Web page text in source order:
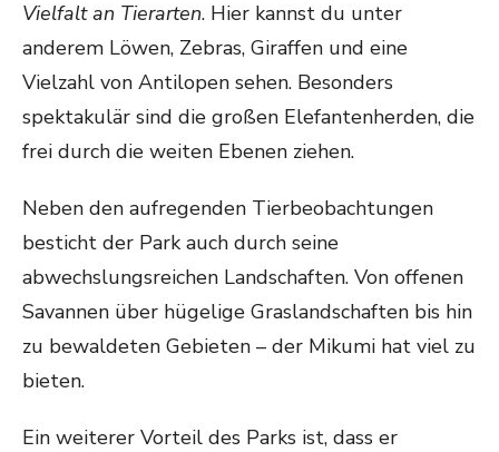
Vielfalt an Tierarten. Hier kannst du unter
anderem Löwen, Zebras, Giraffen und eine
Vielzahl von Antilopen sehen. Besonders
spektakulär sind die großen Elefantenherden, die
frei durch die weiten Ebenen ziehen.
Neben den aufregenden Tierbeobachtungen
besticht der Park auch durch seine
abwechslungsreichen Landschaften. Von offenen
Savannen über hügelige Graslandschaften bis hin
zu bewaldeten Gebieten – der Mikumi hat viel zu
bieten.
Ein weiterer Vorteil des Parks ist, dass er